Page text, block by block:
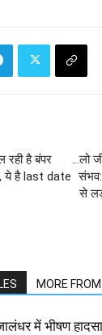
है बंपर
ये है last date
…लो
संभव:
से
MORE
में भीषण